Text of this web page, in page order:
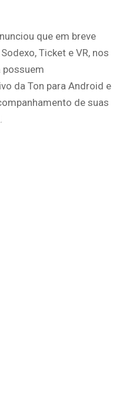
que em breve
Ticket e VR, nos
possuem
da Ton para Android e
de suas